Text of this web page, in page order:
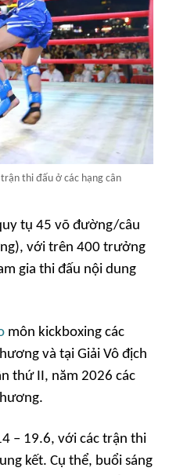
thi đấu ở các hạng cân
tụ 45 võ đường/câu
với trên 400 trưởng
gia thi đấu nội dung
môn kickboxing các
và tại Giải Vô địch
thứ II, năm 2026 các
– 19.6, với các trận thi
kết. Cụ thể, buổi sáng